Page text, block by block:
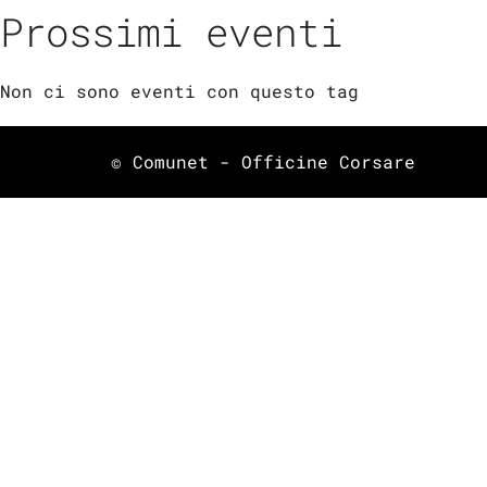
Prossimi eventi
Non ci sono eventi con questo tag
© Comunet - Officine Corsare